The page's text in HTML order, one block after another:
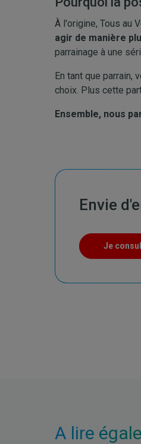
À l'origine, Tous au
agir de manière
parrainage à une
En tant que parrain,
choix. Plus cette
Ensemble, nous
Envie
Je
A lire